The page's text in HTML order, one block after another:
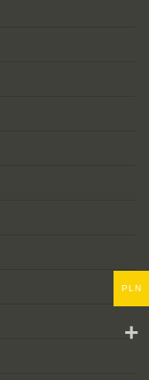
PLN